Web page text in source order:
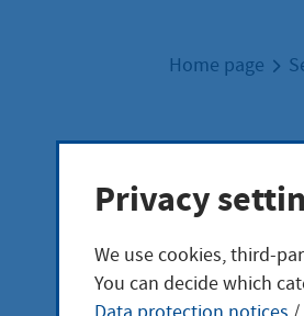
Home page
Privacy
We use cookies, third-
You can decide which